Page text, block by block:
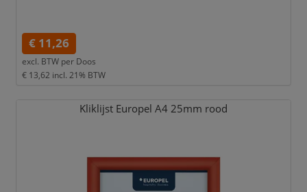
€ 11,26
excl. BTW per Doos
€ 13,62 incl. 21% BTW
Kliklijst Europel A4 25mm rood